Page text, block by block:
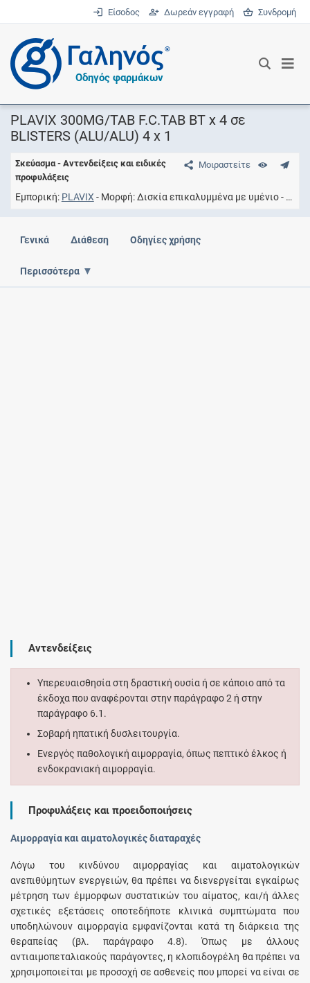
Είσοδος Δωρεάν εγγραφή Συνδρομή
®
Οδηγός φαρμάκων
PLAVIX 300MG/TAB F.C.TAB BT x 4 σε
BLISTERS (ALU/ALU) 4 x 1
Μοιραστείτε
Σκεύασμα - Αντενδείξεις και ειδικές
προφυλάξεις
Εμπορική PLAVIX Μορφή Δισκία επικαλυμμένα με υμένιο
Γενικά Διάθεση Οδηγίες χρήσης
Περισσότερα
Αντενδείξεις
Υπερευαισθησία στη δραστική ουσία ή σε κάποιο από τα
έκδοχα που αναφέρονται στην παράγραφο 2 ή στην
παράγραφο 6.1.
Σοβαρή ηπατική δυσλειτουργία.
Ενεργός παθολογική αιμορραγία, όπως πεπτικό έλκος ή
ενδοκρανιακή αιμορραγία.
Προφυλάξεις και προειδοποιήσεις
Αιμορραγία και αιματολογικές διαταραχές
Λόγω του κινδύνου αιμορραγίας και αιματολογικών
ανεπιθύμητων ενεργειών, θα πρέπει να διενεργείται εγκαίρως
μέτρηση των έμμορφων συστατικών του αίματος, και/ή άλλες
σχετικές εξετάσεις οποτεδήποτε κλινικά συμπτώματα που
υποδηλώνουν αιμορραγία εμφανίζονται κατά τη διάρκεια της
θεραπείας (βλ. παράγραφο 4.8). Όπως με άλλους
αντιαιμοπεταλιακούς παράγοντες, η κλοπιδογρέλη θα πρέπει να
χρησιμοποιείται με προσοχή σε ασθενείς που μπορεί να είναι σε